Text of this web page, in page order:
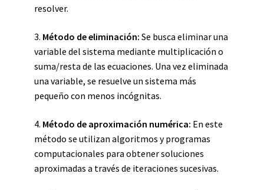
resolver.
3. Método de eliminación: Se busca eliminar una
variable del sistema mediante multiplicación o
suma/resta de las ecuaciones. Una vez eliminada
una variable, se resuelve un sistema más
pequeño con menos incógnitas.
4. Método de aproximación numérica: En este
método se utilizan algoritmos y programas
computacionales para obtener soluciones
aproximadas a través de iteraciones sucesivas.